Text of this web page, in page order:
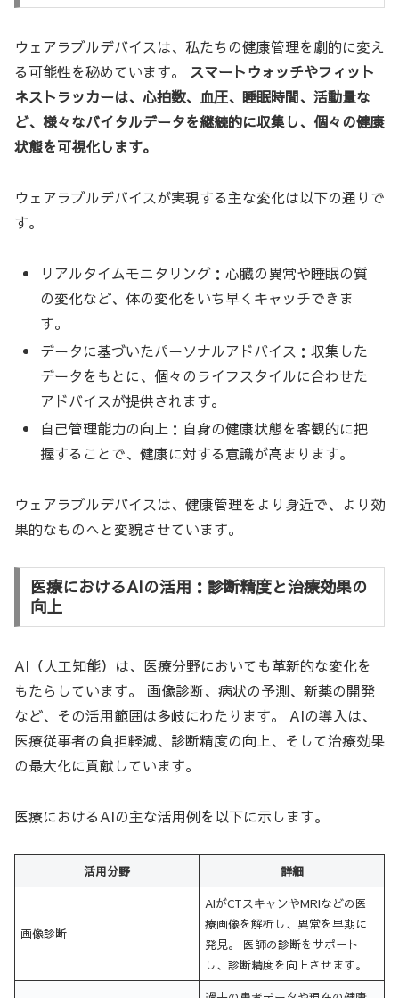
ウェアラブルデバイスは、私たちの健康管理を劇的に変え
る可能性を秘めています。 スマートウォッチやフィット
ネストラッカーは、心拍数、血圧、睡眠時間、活動量な
ど、様々なバイタルデータを継続的に収集し、個々の健康
状態を可視化します。
ウェアラブルデバイスが実現する主な変化は以下の通りで
す。
リアルタイムモニタリング：心臓の異常や睡眠の質
の変化など、体の変化をいち早くキャッチできま
す。
データに基づいたパーソナルアドバイス：収集した
データをもとに、個々のライフスタイルに合わせた
アドバイスが提供されます。
自己管理能力の向上：自身の健康状態を客観的に把
握することで、健康に対する意識が高まります。
ウェアラブルデバイスは、健康管理をより身近で、より効
果的なものへと変貌させています。
医療におけるAIの活用：診断精度と治療効果の
向上
AI（人工知能）は、医療分野においても革新的な変化を
もたらしています。 画像診断、病状の予測、新薬の開発
など、その活用範囲は多岐にわたります。 AIの導入は、
医療従事者の負担軽減、診断精度の向上、そして治療効果
の最大化に貢献しています。
医療におけるAIの主な活用例を以下に示します。
活用分野 詳細
画像診断
AIがCTスキャンやMRIなどの医
療画像を解析し、異常を早期に
発見。 医師の診断をサポート
し、診断精度を向上させます。